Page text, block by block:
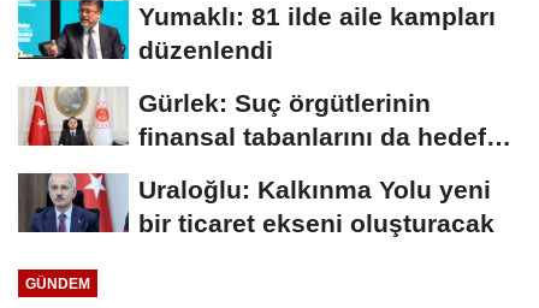
Yumaklı: 81 ilde aile kampları
düzenlendi
Gürlek: Suç örgütlerinin
finansal tabanlarını da hedef
Uraloğlu: Kalkınma Yolu yeni
bir ticaret ekseni oluşturacak
GÜNDEM